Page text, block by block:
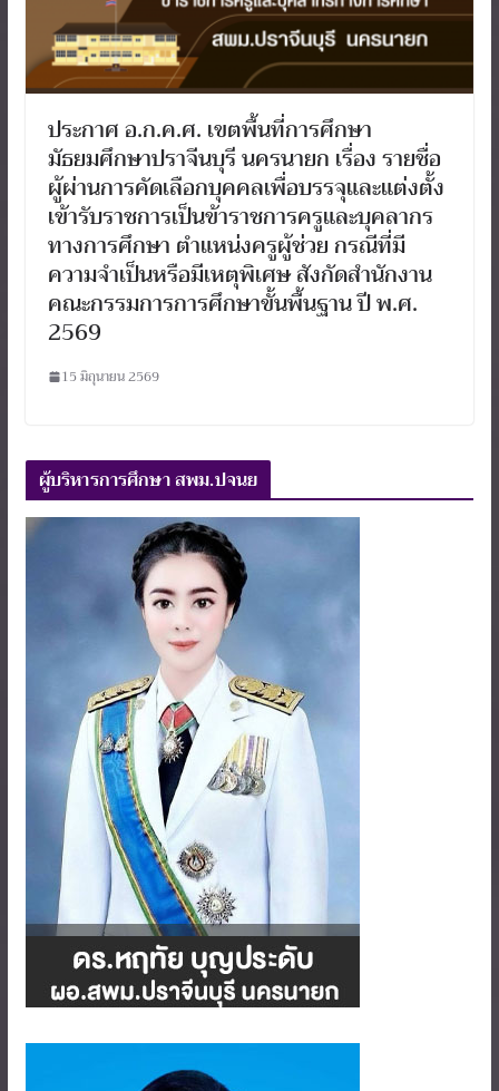
ประกาศ อ.ก.ค.ศ. เขตพื้นที่การศึกษา
มัธยมศึกษาปราจีนบุรี นครนายก เรื่อง รายชื่อ
ผู้ผ่านการคัดเลือกบุคคลเพื่อบรรจุและแต่งตั้ง
เข้ารับราชการเป็นข้าราชการครูและบุคลากร
ทางการศึกษา ตำแหน่งครูผู้ช่วย กรณีที่มี
ความจำเป็นหรือมีเหตุพิเศษ สังกัดสำนักงาน
คณะกรรมการการศึกษาขั้นพื้นฐาน ปี พ.ศ.
2569
15 มิถุนายน 2569
ผู้บริหารการศึกษา สพม.ปจนย